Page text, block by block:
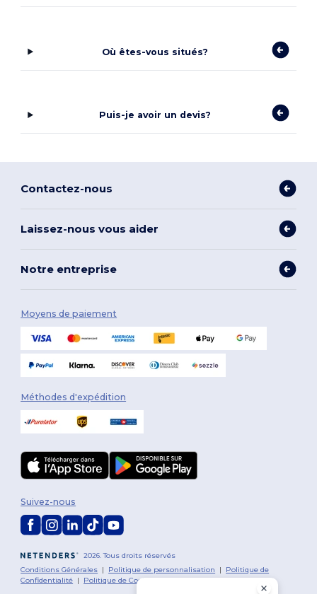
Où êtes-vous situés?
Puis-je avoir un devis?
Contactez-nous
Laissez-nous vous aider
Notre entreprise
Moyens de paiement
Méthodes d'expédition
2026. Tous droits réservés
Conditions Générales | Politique de personnalisation | Politique de
Confidentialité | Politique de Cookies|Plan du Site
Suivez-nous